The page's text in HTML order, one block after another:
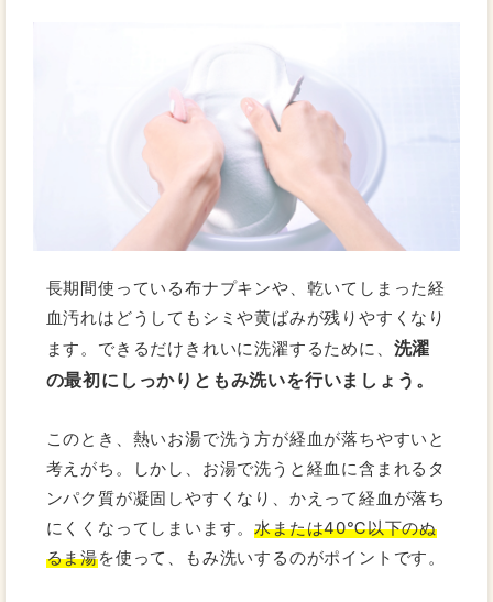
長期間使っている布ナプキンや、乾いてしまった経
血汚れはどうしてもシミや黄ばみが残りやすくなり
ます。できるだけきれいに洗濯するために、 洗濯
の最初にしっかりともみ洗いを行いましょう。
このとき、熱いお湯で洗う方が経血が落ちやすいと
考えがち。しかし、お湯で洗うと経血に含まれるタ
ンパク質が凝固しやすくなり、かえって経血が落ち
にくくなってしまいます。水または40℃以下のぬ
るま湯を使って、もみ洗いするのがポイントです。